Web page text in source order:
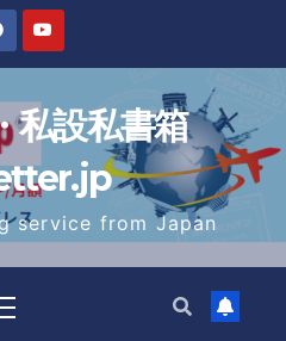
私設私書箱
service from Japan